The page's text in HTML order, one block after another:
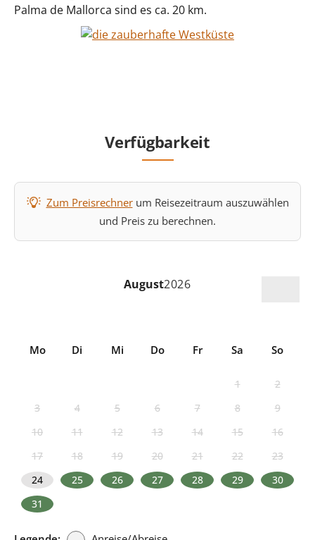
Palma de Mallorca sind es ca. 20 km.
Verfügbarkeit
Zum Preisrechnerum Reisezeitraum auszuwählen
und Preis zu berechnen.
August2026
Mo Di Mi Do Fr Sa So
1
2
3
4 5 6 7 8
9
10
11 12 13 14 15
16
17
18 19 20 21 22
23
24
25 26 27 28 29
30
31